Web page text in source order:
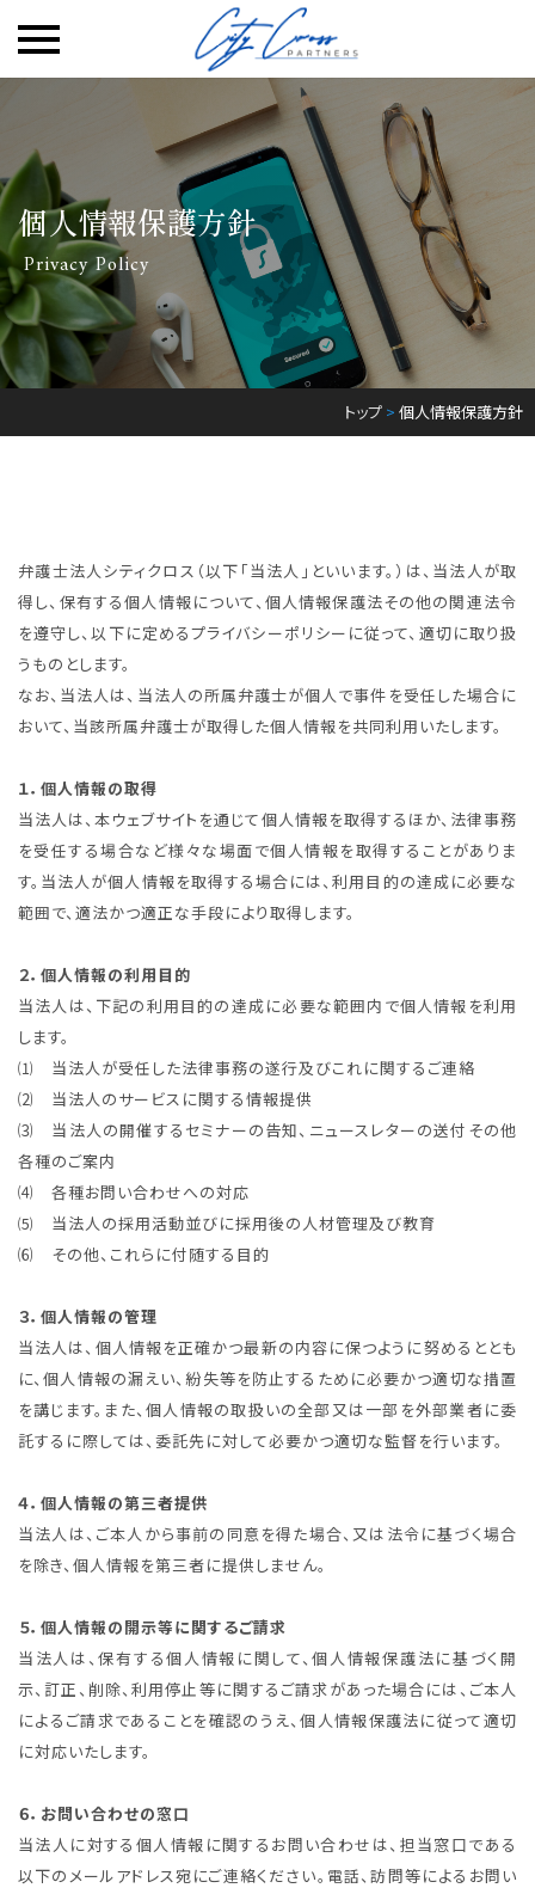
content
個人情報保護方針
Privacy Policy
トップ > 個人情報保護方針
弁護士法人シティクロス（以下「当法人」といいます。）は、当法人が取
得し、保有する個人情報について、個人情報保護法その他の関連法令
を遵守し、以下に定めるプライバシーポリシーに従って、適切に取り扱
うものとします。
なお、当法人は、当法人の所属弁護士が個人で事件を受任した場合に
おいて、当該所属弁護士が取得した個人情報を共同利用いたします。
１．個人情報の取得
当法人は、本ウェブサイトを通じて個人情報を取得するほか、法律事務
を受任する場合など様々な場面で個人情報を取得することがありま
す。当法人が個人情報を取得する場合には、利用目的の達成に必要な
範囲で、適法かつ適正な手段により取得します。
２．個人情報の利用目的
当法人は、下記の利用目的の達成に必要な範囲内で個人情報を利用
します。
⑴ 当法人が受任した法律事務の遂行及びこれに関するご連絡
⑵ 当法人のサービスに関する情報提供
⑶ 当法人の開催するセミナーの告知、ニュースレターの送付その他
各種のご案内
⑷ 各種お問い合わせへの対応
⑸ 当法人の採用活動並びに採用後の人材管理及び教育
⑹ その他、これらに付随する目的
３．個人情報の管理
当法人は、個人情報を正確かつ最新の内容に保つように努めるととも
に、個人情報の漏えい、紛失等を防止するために必要かつ適切な措置
を講じます。また、個人情報の取扱いの全部又は一部を外部業者に委
託するに際しては、委託先に対して必要かつ適切な監督を行います。
４．個人情報の第三者提供
当法人は、ご本人から事前の同意を得た場合、又は法令に基づく場合
を除き、個人情報を第三者に提供しません。
５．個人情報の開示等に関するご請求
当法人は、保有する個人情報に関して、個人情報保護法に基づく開
示、訂正、削除、利用停止等に関するご請求があった場合には、ご本人
によるご請求であることを確認のうえ、個人情報保護法に従って適切
に対応いたします。
６．お問い合わせの窓口
当法人に対する個人情報に関するお問い合わせは、担当窓口である
以下のメールアドレス宛にご連絡ください。電話、訪問等によるお問い